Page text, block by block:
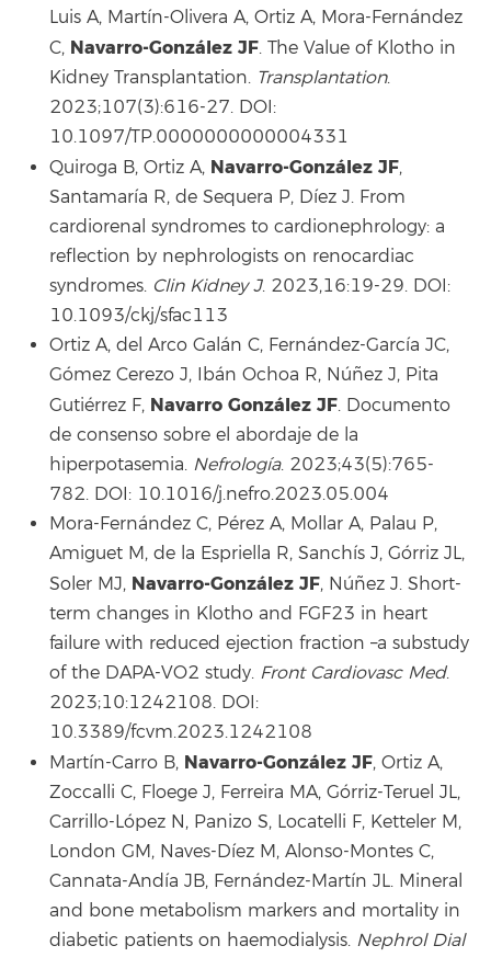
Luis A, Martín-Olivera A, Ortiz A, Mora-Fernández
C, Navarro-González JF. The Value of Klotho in
Kidney Transplantation. Transplantation.
2023;107(3):616-27. DOI:
10.1097/TP.0000000000004331
Quiroga B, Ortiz A, Navarro-González JF,
Santamaría R, de Sequera P, Díez J. From
cardiorenal syndromes to cardionephrology: a
reflection by nephrologists on renocardiac
syndromes. Clin Kidney J. 2023,16:19-29. DOI:
10.1093/ckj/sfac113
Ortiz A, del Arco Galán C, Fernández-García JC,
Gómez Cerezo J, Ibán Ochoa R, Núñez J, Pita
Gutiérrez F, Navarro González JF. Documento
de consenso sobre el abordaje de la
hiperpotasemia. Nefrología. 2023;43(5):765-
782. DOI: 10.1016/j.nefro.2023.05.004
Mora-Fernández C, Pérez A, Mollar A, Palau P,
Amiguet M, de la Espriella R, Sanchís J, Górriz JL,
Soler MJ, Navarro-González JF, Núñez J. Short-
term changes in Klotho and FGF23 in heart
failure with reduced ejection fraction –a substudy
of the DAPA-VO2 study. Front Cardiovasc Med.
2023;10:1242108. DOI:
10.3389/fcvm.2023.1242108
Martín-Carro B, Navarro-González JF, Ortiz A,
Zoccalli C, Floege J, Ferreira MA, Górriz-Teruel JL,
Carrillo-López N, Panizo S, Locatelli F, Ketteler M,
London GM, Naves-Díez M, Alonso-Montes C,
Cannata-Andía JB, Fernández-Martín JL. Mineral
and bone metabolism markers and mortality in
diabetic patients on haemodialysis. Nephrol Dial